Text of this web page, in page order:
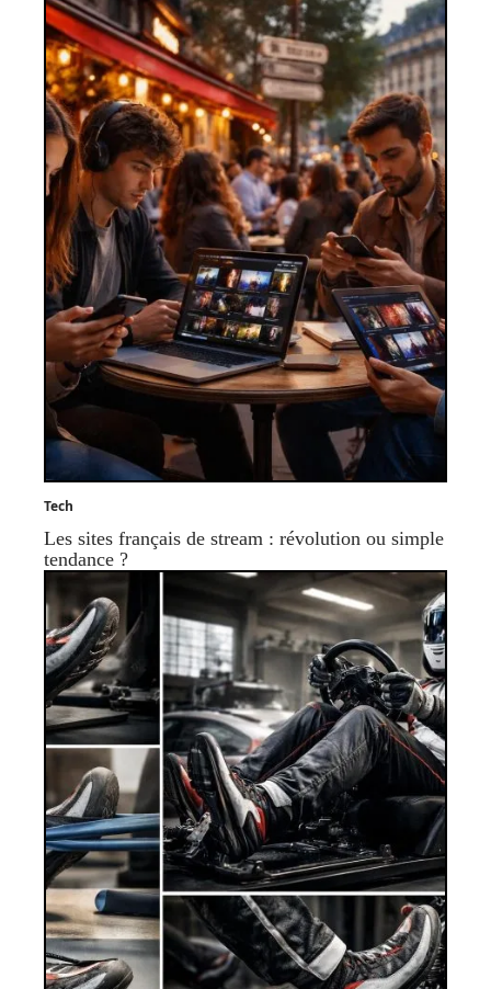
Tech
Les sites français de stream : révolution ou simple
tendance ?